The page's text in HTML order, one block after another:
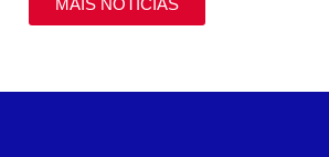
MAIS NOTÍCIAS